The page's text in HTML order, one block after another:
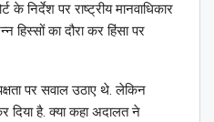
के निर्देश पर राष्ट्रीय मानवाधिकार
हिस्सों का दौरा कर हिंसा पर
पर सवाल उठाए थे. लेकिन
दिया है. क्या कहा अदालत ने